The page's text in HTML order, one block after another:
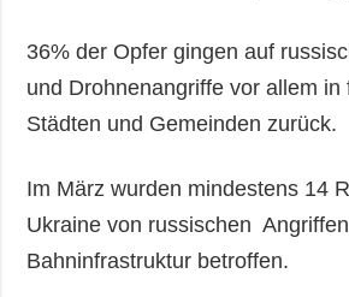
36% der Opfer gingen auf
und Drohnenangriffe vor allem in
Städten und Gemeinden zurück.
Im März wurden mindestens 14
Ukraine von russischen
Bahninfrastruktur betroffen.